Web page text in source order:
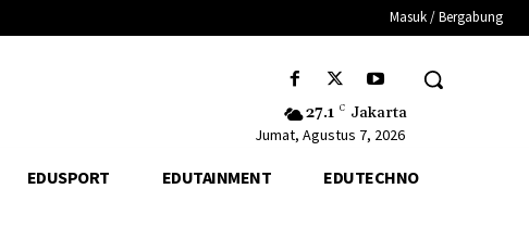
Masuk / Bergabung
27.1 C Jakarta
Jumat, Agustus 7, 2026
EDUSPORT EDUTAINMENT EDUTECHNO